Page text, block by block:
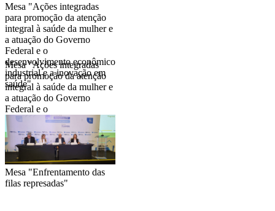
Mesa "Ações integradas
para promoção da atenção
integral à saúde da mulher e
a atuação do Governo
Federal e o
desenvolvimento econômico
industrial e a inovação em
saúde"
Mesa "Ações integradas
para promoção da atenção
integral à saúde da mulher e
a atuação do Governo
Federal e o
desenvolvimento econômico
industrial e a inovação em
saúde"
Mesa "Enfrentamento das
filas represadas"